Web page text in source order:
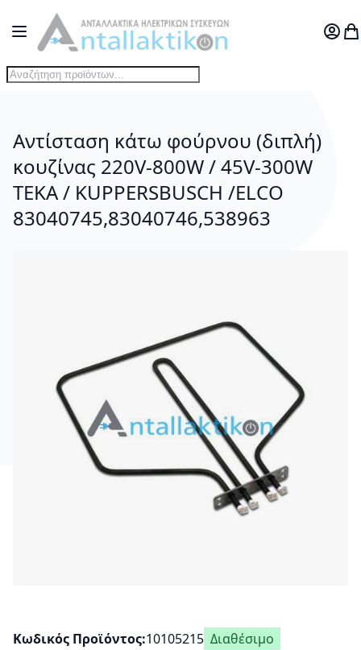
Μετάβαση στο περιεχόμενο
Toggle Nav
Ο
Αντίσταση κάτω φούρνου (διπλή)
κουζίνας 220V-800W / 45V-300W
TEKA / KUPPERSBUSCH /ELCO
83040745,83040746,538963
Κωδικός Προϊόντος 10105215 Διαθέσιμο